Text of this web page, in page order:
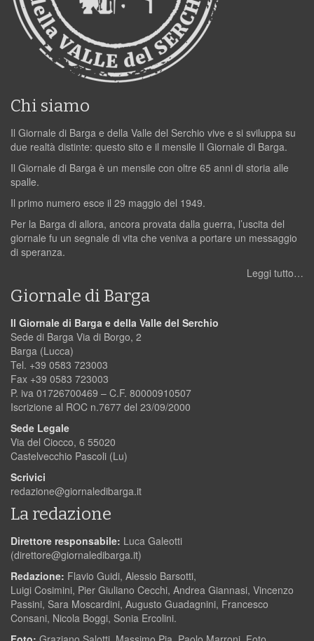
Chi siamo
Il Giornale di Barga e della Valle del Serchio vive e si sviluppa su
due realtà distinte: questo sito e il mensile Il Giornale di Barga.
Il Giornale di Barga è un mensile con oltre 65 anni di storia alle
spalle.
Il primo numero esce il 29 maggio del 1949.
Per la Barga di allora, ancora provata dalla guerra, l’uscita del
giornale fu un segnale di vita che veniva a portare un messaggio
di speranza.
Leggi tutto…
Giornale di Barga
Il Giornale di Barga e della Valle del Serchio
Sede di Barga Via di Borgo, 2
Barga (Lucca)
Tel. +39 0583 723003
Fax +39 0583 723003
P. iva 01726700469 – C.F. 80000910507
Iscrizione al ROC n.7677 del 23/09/2000
Sede Legale
Via del Ciocco, 6 55020
Castelvecchio Pascoli (Lu)
Scrivici
redazione@giornaledibarga.it
La redazione
Direttore responsabile: Luca Galeotti
(direttore@giornaledibarga.it)
Redazione: Flavio Guidi, Alessio Barsotti,
Luigi Cosimini, Pier Giuliano Cecchi, Andrea Giannasi, Vincenzo
Passini, Sara Moscardini, Augusto Guadagnini, Francesco
Consani, Nicola Boggi, Sonia Ercolini.